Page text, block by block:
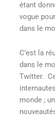
étant
vogue
dans le
C’est la
dans le
Twitter.
monde ;